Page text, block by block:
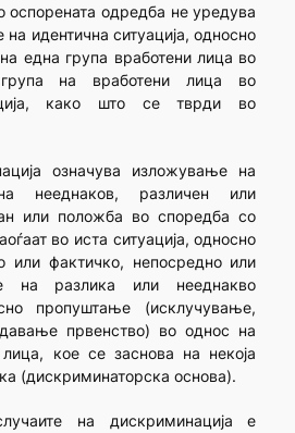
оспорената одредба не уредува
идентична ситуација, односно
една група вработени лица во
на вработени лица во
како што се тврди во
означува изложување на
нееднаков, различен или
или положба во споредба со
во иста ситуација, односно
или фактичко, непосредно или
на разлика или нееднакво
пропуштање (исклучување,
првенство) во однос на
кое се заснова на некоја
(дискриминаторска основа).
на дискриминација е